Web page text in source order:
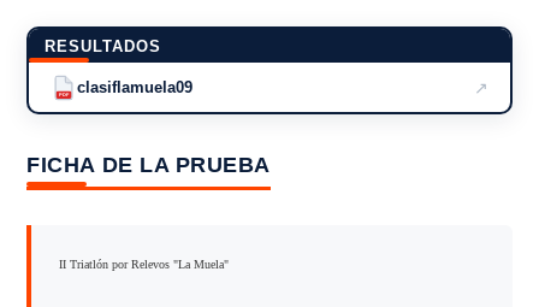
RESULTADOS
PDF clasiflamuela09 ↗
FICHA DE LA PRUEBA
II Triatlón por Relevos "La Muela"